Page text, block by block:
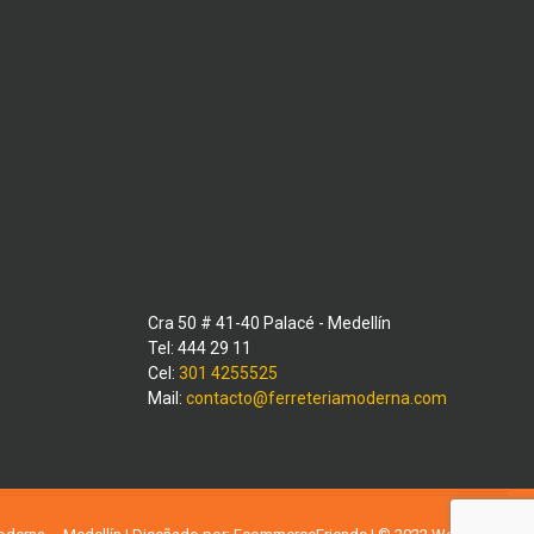
Cra 50 # 41-40 Palacé - Medellín
Tel: 444 29 11
Cel: 301 4255525
Mail: contacto@ferreteriamoderna.com